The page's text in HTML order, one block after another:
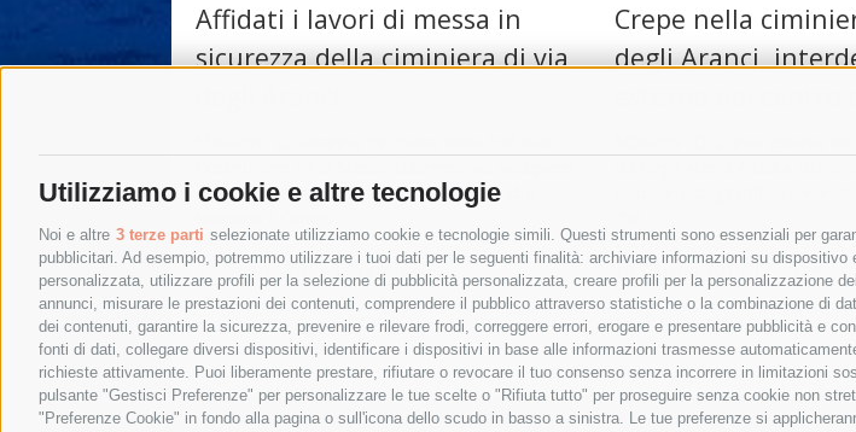
Utilizziamo i cookie e altre tecnologie
Noi e altre 3 terze parti selezionate utilizziamo cookie e tecnologie simili. Questi strumenti sono essenziali per
pubblicitari. Ad esempio, potremmo utilizzare i tuoi dati per le seguenti finalità: archiviare informazioni su
personalizzata, utilizzare profili per la selezione di pubblicità personalizzata, creare profili per la personalizzazione
annunci, misurare le prestazioni dei contenuti, comprendere il pubblico attraverso statistiche o la combinazione di
dei contenuti, garantire la sicurezza, prevenire e rilevare frodi, correggere errori, erogare e presentare pubblicità e
fonti di dati, collegare diversi dispositivi, identificare i dispositivi in base alle informazioni trasmesse
richieste attivamente. Puoi liberamente prestare, rifiutare o revocare il tuo consenso senza incorrere in limitazioni
pulsante "Gestisci Preferenze" per personalizzare le tue scelte o "Rifiuta tutto" per proseguire senza cookie non
"Preferenze Cookie" in fondo alla pagina o sull'icona dello scudo in basso a sinistra. Le tue preferenze si
Affidati i lavori di messa in
sicurezza della ciminiera di via
della messa in sicurezza della ciminiera che
27 Giugno 2017|Sorrento
Crepe nella
degli Aranci,
19 Giugno 2017 |Sorrento
←Post precedenti